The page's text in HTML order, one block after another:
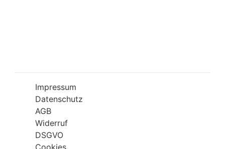
Impressum
Datenschutz
AGB
Widerruf
DSGVO